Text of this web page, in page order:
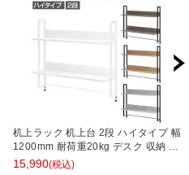
机上ラック 机上台 2段 ハイタイプ 幅
1200mm 耐荷重20kg デスク 収納 PC
ラック 卓上ラック モニター台 デスク
15,990(税込)